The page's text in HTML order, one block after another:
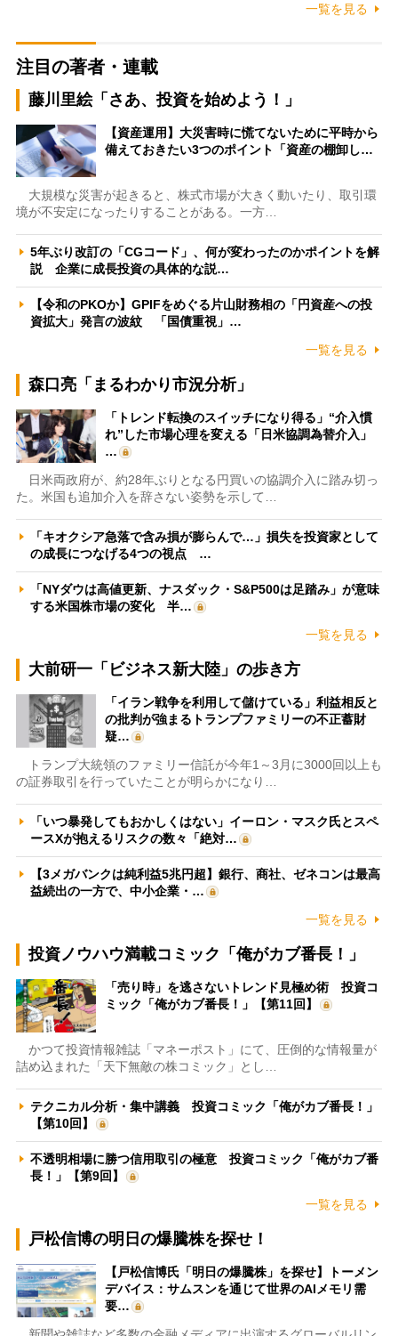
一覧を見る
注目の著者・連載
藤川里絵「さあ、投資を始めよう！」
【資産運用】大災害時に慌てないために平時から
備えておきたい3つのポイント「資産の棚卸し…
大規模な災害が起きると、株式市場が大きく動いたり、取引環
境が不安定になったりすることがある。一方…
5年ぶり改訂の「CGコード」、何が変わったのかポイントを解
説 企業に成長投資の具体的な説…
【令和のPKOか】GPIFをめぐる片山財務相の「円資産への投
資拡大」発言の波紋 「国債重視」…
一覧を見る
森口亮「まるわかり市況分析」
「トレンド転換のスイッチになり得る」“介入慣
れ”した市場心理を変える「日米協調為替介入」
…
日米両政府が、約28年ぶりとなる円買いの協調介入に踏み切っ
た。米国も追加介入を辞さない姿勢を示して…
「キオクシア急落で含み損が膨らんで…」損失を投資家として
の成長につなげる4つの視点 …
「NYダウは高値更新、ナスダック・S&P500は足踏み」が意味
する米国株市場の変化 半…
一覧を見る
大前研一「ビジネス新大陸」の歩き方
「イラン戦争を利用して儲けている」利益相反と
の批判が強まるトランプファミリーの不正蓄財
疑…
トランプ大統領のファミリー信託が今年1～3月に3000回以上も
の証券取引を行っていたことが明らかになり…
「いつ暴発してもおかしくはない」イーロン・マスク氏とスペ
ースXが抱えるリスクの数々「絶対…
【3メガバンクは純利益5兆円超】銀行、商社、ゼネコンは最高
益続出の一方で、中小企業・…
一覧を見る
投資ノウハウ満載コミック「俺がカブ番長！」
「売り時」を逃さないトレンド見極め術 投資コ
ミック「俺がカブ番長！」【第11回】
かつて投資情報雑誌「マネーポスト」にて、圧倒的な情報量が
詰め込まれた「天下無敵の株コミック」とし…
テクニカル分析・集中講義 投資コミック「俺がカブ番長！」
【第10回】
不透明相場に勝つ信用取引の極意 投資コミック「俺がカブ番
長！」【第9回】
一覧を見る
戸松信博の明日の爆騰株を探せ！
【戸松信博氏「明日の爆騰株」を探せ】トーメン
デバイス：サムスンを通じて世界のAIメモリ需
要…